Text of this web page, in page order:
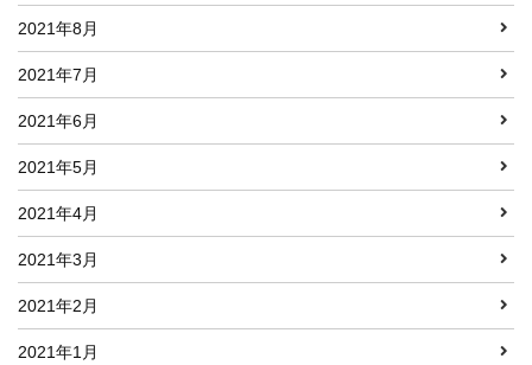
2021年8月
2021年7月
2021年6月
2021年5月
2021年4月
2021年3月
2021年2月
2021年1月